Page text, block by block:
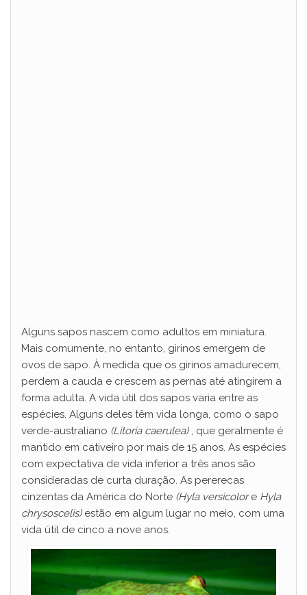
Alguns sapos nascem como adultos em miniatura.
Mais comumente, no entanto, girinos emergem de
ovos de sapo. À medida que os girinos amadurecem,
perdem a cauda e crescem as pernas até atingirem a
forma adulta. A vida útil dos sapos varia entre as
espécies. Alguns deles têm vida longa, como o sapo
verde-australiano (Litoria caerulea), que geralmente é
mantido em cativeiro por mais de 15 anos. As espécies
com expectativa de vida inferior a três anos são
consideradas de curta duração. As pererecas
cinzentas da América do Norte (Hyla versicolore Hyla
chrysoscelis)estão em algum lugar no meio, com uma
vida útil de cinco a nove anos.